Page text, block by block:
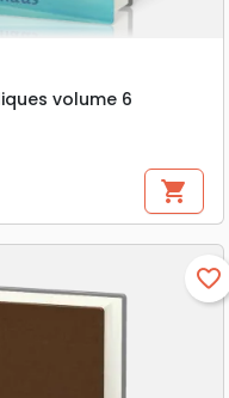
volume 6
shopping_cart
favorite_border